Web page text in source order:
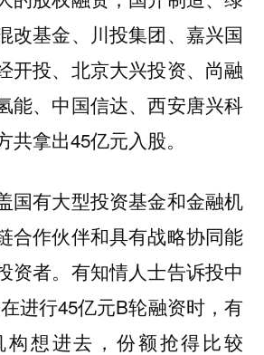
改基金、川投集团、嘉兴国
开投、北京大兴投资、尚融
能、中国信达、西安唐兴科
共拿出45亿元入股。
国有大型投资基金和金融机
合作伙伴和具有战略协同能
资者。有知情人士告诉投中
进行45亿元B轮融资时，有
构想进去，份额抢得比较